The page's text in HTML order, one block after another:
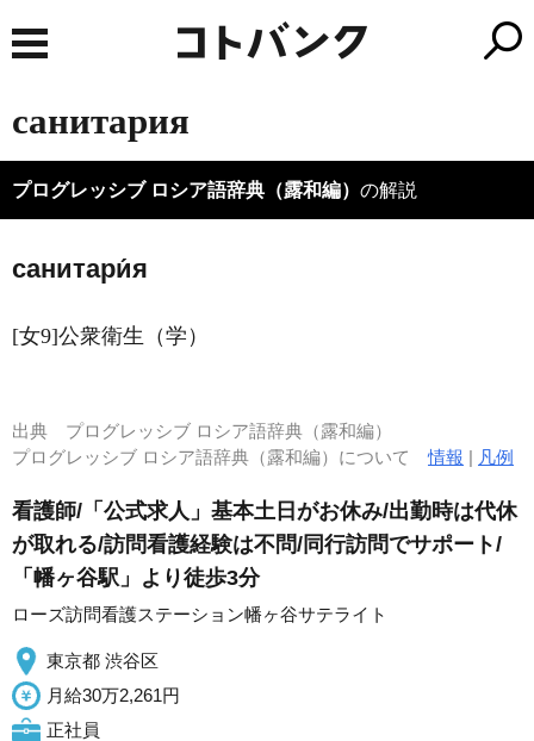
санитария
プログレッシブ ロシア語辞典（露和編） の解説
санитари́я
[女9]公衆衛生（学）
出典 プログレッシブ ロシア語辞典（露和編）
プログレッシブ ロシア語辞典（露和編）について情報 | 凡例
看護師/「公式求人」基本土日がお休み/出勤時は代休
が取れる/訪問看護経験は不問/同行訪問でサポート/
「幡ヶ谷駅」より徒歩3分
ローズ訪問看護ステーション幡ヶ谷サテライト
東京都 渋谷区
月給30万2,261円
正社員